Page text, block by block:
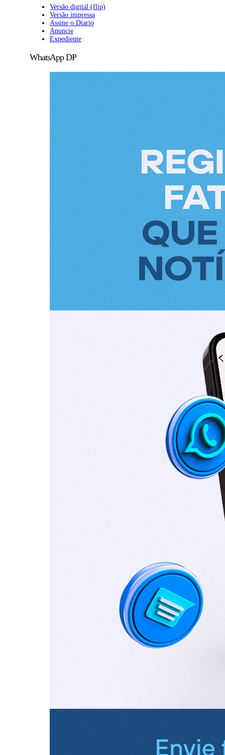
Versão digital (flip)
Versão impressa
Assine o Diario
Anuncie
Expediente
WhatsApp DP